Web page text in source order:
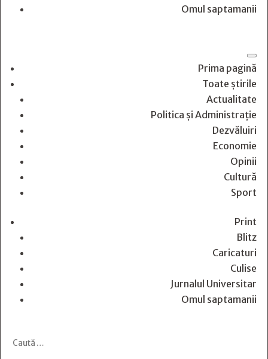
Omul saptamanii
Prima pagină
Toate știrile
Actualitate
Politica și Administrație
Dezvăluiri
Economie
Opinii
Cultură
Sport
Print
Blitz
Caricaturi
Culise
Jurnalul Universitar
Omul saptamanii